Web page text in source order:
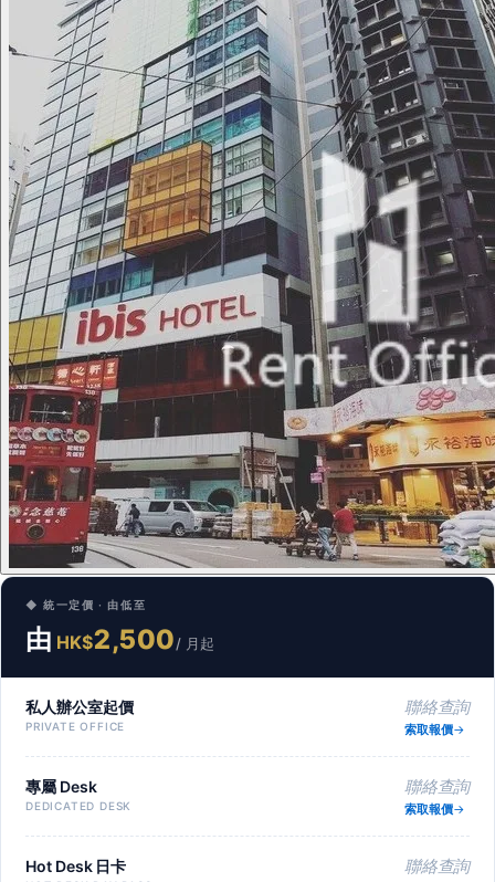
◆ 統一定價 · 由低至
由 HK$2,500/ 月起
私人辦公室起價
PRIVATE OFFICE
聯絡查詢
索取報價
專屬 Desk
DEDICATED DESK
聯絡查詢
索取報價
Hot Desk 日卡 聯絡查詢